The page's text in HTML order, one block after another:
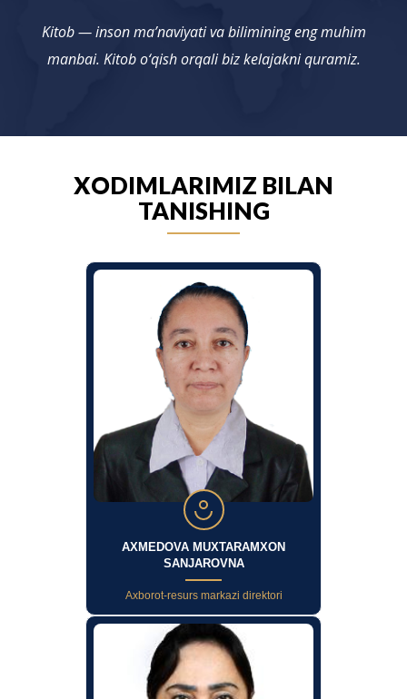
Kitob — inson ma’naviyati va bilimining eng muhim
manbai. Kitob o‘qish orqali biz kelajakni quramiz.
XODIMLARIMIZ BILAN
TANISHING
AXMEDOVA MUXTARAMXON
SANJAROVNA
Axborot-resurs markazi direktori